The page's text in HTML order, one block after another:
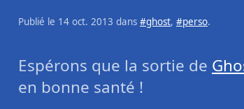
Publié le 14 oct. 2013 dans #ghost, #perso.
Espérons que la sortie de
en bonne santé !